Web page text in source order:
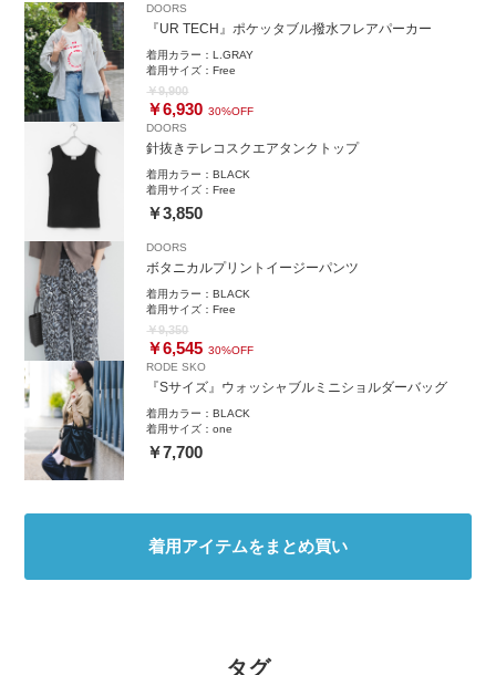
DOORS
『UR TECH』ポケッタブル撥水フレアパーカー
着用カラー：L.GRAY
着用サイズ：Free
￥9,900
￥6,930 30%OFF
DOORS
針抜きテレコスクエアタンクトップ
着用カラー：BLACK
着用サイズ：Free
￥3,850
DOORS
ボタニカルプリントイージーパンツ
着用カラー：BLACK
着用サイズ：Free
￥9,350
￥6,545 30%OFF
RODE SKO
『Sサイズ』ウォッシャブルミニショルダーバッグ
着用カラー：BLACK
着用サイズ：one
￥7,700
着用アイテムをまとめ買い
タグ